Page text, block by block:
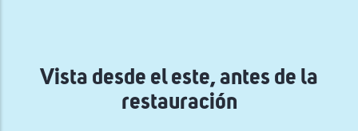
Vista desde el este, antes de la
restauración